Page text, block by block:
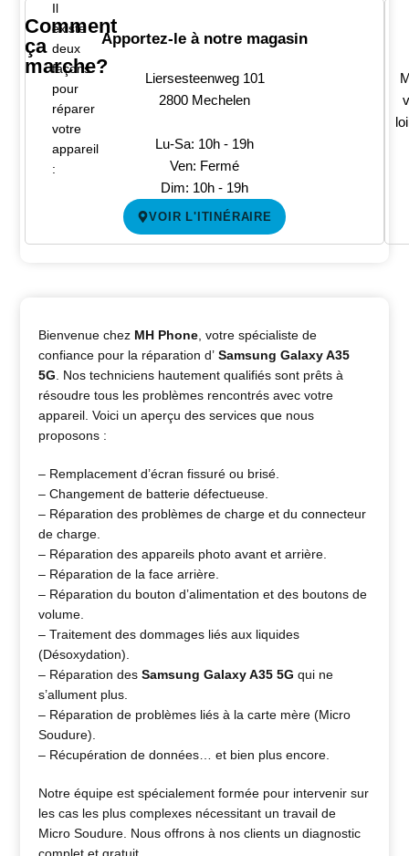
Comment
ça
marche?
Il
existe
deux
façons
pour
réparer
votre
appareil
:
Apportez-le à notre magasin
Liersesteenweg 101
2800 Mechelen
Lu-Sa: 10h - 19h
Ven: Fermé
Dim: 10h - 19h
VOIR L'ITINÉRAIRE
Bienvenue chez MH Phone , votre spécialiste de
confiance pour la réparation d’ Samsung Galaxy A35
5G . Nos techniciens hautement qualifiés sont prêts à
résoudre tous les problèmes rencontrés avec votre
appareil. Voici un aperçu des services que nous
proposons :
– Remplacement d’écran fissuré ou brisé.
– Changement de batterie défectueuse.
– Réparation des problèmes de charge et du connecteur
de charge.
– Réparation des appareils photo avant et arrière.
– Réparation de la face arrière.
– Réparation du bouton d’alimentation et des boutons de
volume.
– Traitement des dommages liés aux liquides
(Désoxydation).
– Réparation desSamsung Galaxy A35 5Gqui ne
s’allument plus.
– Réparation de problèmes liés à la carte mère (Micro
Soudure).
– Récupération de données… et bien plus encore.
Notre équipe est spécialement formée pour intervenir sur
les cas les plus complexes nécessitant un travail de
Micro Soudure. Nous offrons à nos clients un diagnostic
complet et gratuit.